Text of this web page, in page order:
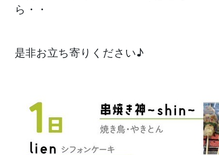
ら・・
是非お立ち寄りください♪